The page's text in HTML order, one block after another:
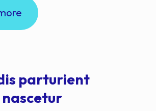
parturient